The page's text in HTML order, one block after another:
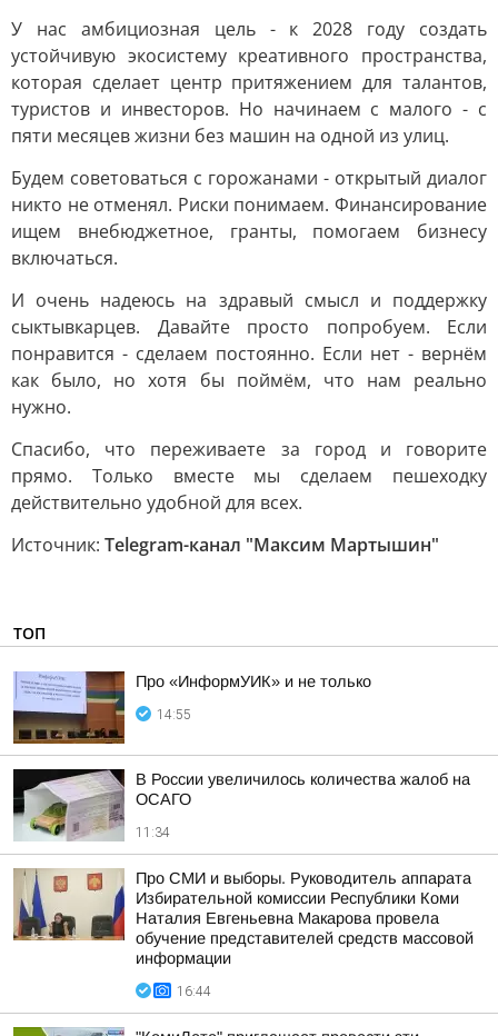
У нас амбициозная цель - к 2028 году создать
устойчивую экосистему креативного пространства,
которая сделает центр притяжением для талантов,
туристов и инвесторов. Но начинаем с малого - с
пяти месяцев жизни без машин на одной из улиц.
Будем советоваться с горожанами - открытый диалог
никто не отменял. Риски понимаем. Финансирование
ищем внебюджетное, гранты, помогаем бизнесу
включаться.
И очень надеюсь на здравый смысл и поддержку
сыктывкарцев. Давайте просто попробуем. Если
понравится - сделаем постоянно. Если нет - вернём
как было, но хотя бы поймём, что нам реально
нужно.
Спасибо, что переживаете за город и говорите
прямо. Только вместе мы сделаем пешеходку
действительно удобной для всех.
Источник: Telegram-канал "Максим Мартышин"
ТОП
Про «ИнформУИК» и не только
14:55
В России увеличилось количества жалоб на
ОСАГО
11:34
Про СМИ и выборы. Руководитель аппарата
Избирательной комиссии Республики Коми
Наталия Евгеньевна Макарова провела
обучение представителей средств массовой
информации
16:44